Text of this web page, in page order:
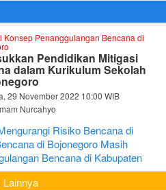
Konsep Penanggulangan Bencana di
Pendidikan Mitigasi
dalam Kurikulum Sekolah
29 November 2022 10:00 WIB
Nurcahyo
Risiko Bencana di
di Bojonegoro Masih
Bencana di Kabupaten
Lainnya